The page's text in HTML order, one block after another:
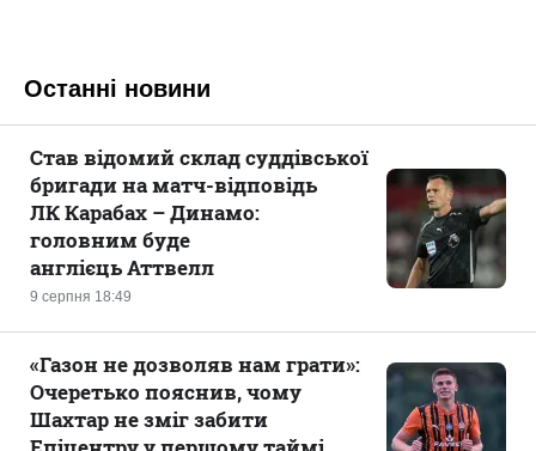
Останні новини
9 серпня 18:49
Став відомий склад суддівської
бригади на матч-відповідь
ЛК Карабах – Динамо:
головним буде
англієць Аттвелл
«Газон не дозволяв нам грати»:
Очеретько пояснив, чому
Шахтар не зміг забити